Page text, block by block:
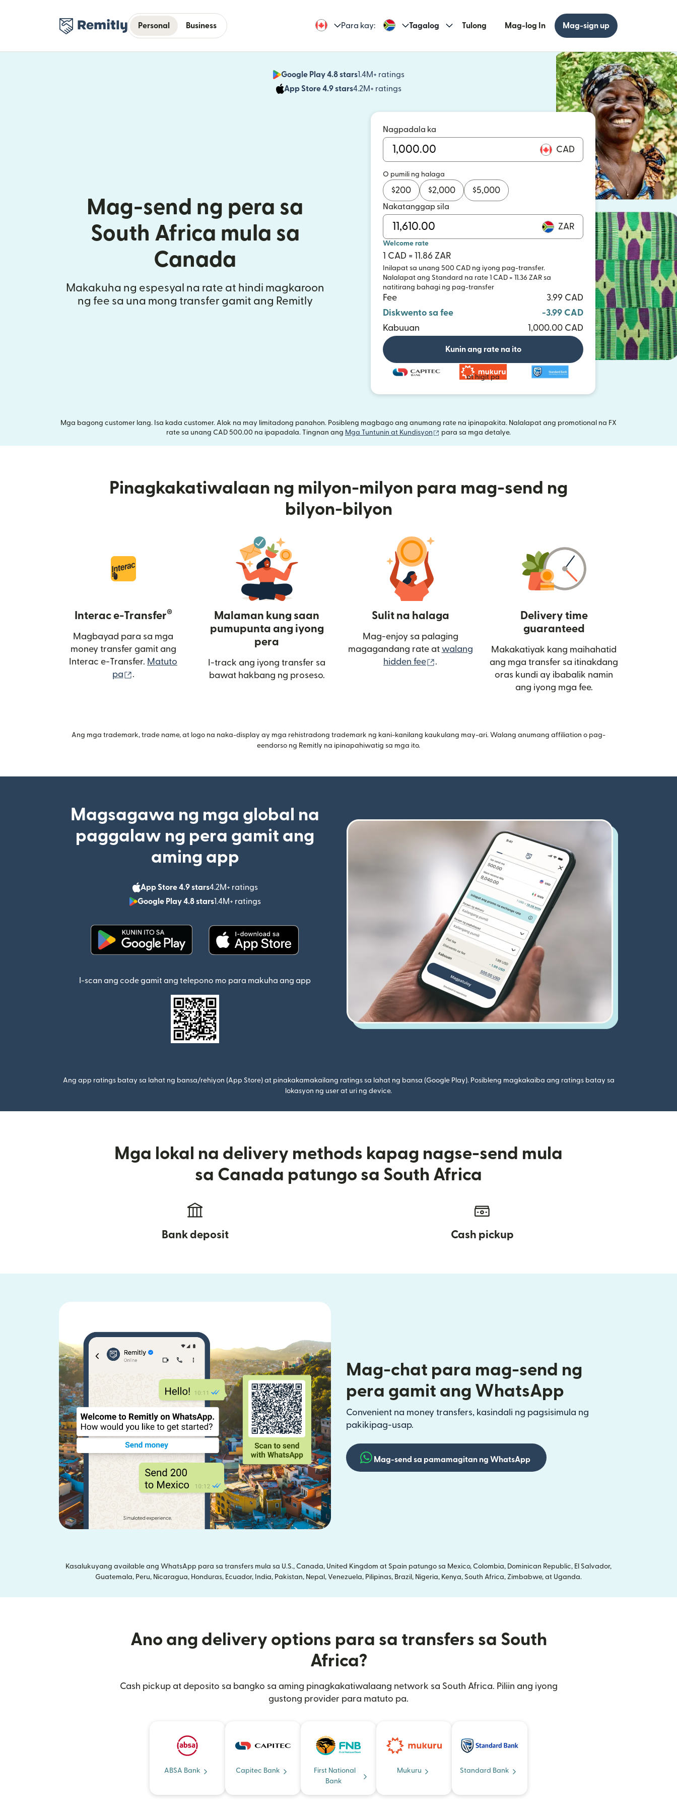
Personal Business Para kay: Tagalog Tulong Mag-log In Mag-sign up
Google Play 4.8 stars1.4M+ ratings
(bubukas sa bagong window)
App Store 4.9 stars4.2M+ ratings
(bubukas sa bagong window)
Mag-send ng pera sa
South Africa mula sa
Canada
Makakuha ng espesyal na rate at hindi magkaroon
ng fee sa una mong transfer gamit ang Remitly
Nagpadala ka
CAD
O pumili ng halaga
$200 $2,000 $5,000
Nakatanggap sila
ZAR
Welcome rate
1 CAD = 11.86 ZAR
Inilapat sa unang 500 CAD ng iyong pag-transfer.
Nalalapat ang Standard na rate 1 CAD = 11.36 ZAR sa
natitirang bahagi ng pag-transfer
Fee
3.99 CAD
Diskwento sa fee
-3.99 CAD
Kabuuan
1,000.00 CAD
Kunin ang rate na ito
at higit pa
Mga bagong customer lang. Isa kada customer. Alok na may limitadong panahon. Posibleng magbago ang anumang rate na ipinapakita. Nalalapat ang promotional na FX
rate sa unang CAD 500.00 na ipapadala. Tingnan ang Mga Tuntunin at Kundisyon (bubukas sa bagong window)
para sa mga detalye.
Pinagkakatiwalaan ng milyon-milyon para mag-send ng
bilyon-bilyon
Interac e-Transfer®
Magbayad para sa mga
money transfer gamit ang
Interac e-Transfer. Matuto
pa
(bubukas sa bagong window)
.
Malaman kung saan
pumupunta ang iyong
pera
I-track ang iyong transfer sa
bawat hakbang ng proseso.
Sulit na halaga
Mag-enjoy sa palaging
magagandang rate at walang
hidden fee
(bubukas sa bagong window)
.
Delivery time
guaranteed
Makakatiyak kang maihahatid
ang mga transfer sa itinakdang
oras kundi ay ibabalik namin
ang iyong mga fee.
Ang mga trademark, trade name, at logo na naka-display ay mga rehistradong trademark ng kani-kanilang kaukulang may-ari. Walang anumang affiliation o pag-
eendorso ng Remitly na ipinapahiwatig sa mga ito.
Magsagawa ng mga global na
paggalaw ng pera gamit ang
aming app
App Store 4.9 stars4.2M+ ratings
(bubukas sa bagong window)
Google Play 4.8 stars1.4M+ ratings
(bubukas sa bagong window)
I-scan ang code gamit ang telepono mo para makuha ang app
Ang app ratings batay sa lahat ng bansa/rehiyon (App Store) at pinakakamakailang ratings sa lahat ng bansa (Google Play). Posibleng magkakaiba ang ratings batay sa
lokasyon ng user at uri ng device.
Mga lokal na delivery methods kapag nagse-send mula
sa Canada patungo sa South Africa
Bank deposit Cash pickup
Mag-chat para mag-send ng
pera gamit ang WhatsApp
Convenient na money transfers, kasindali ng pagsisimula ng
pakikipag-usap.
Mag-send sa pamamagitan ng WhatsApp
Kasalukuyang available ang WhatsApp para sa transfers mula sa U.S., Canada, United Kingdom at Spain patungo sa Mexico, Colombia, Dominican Republic, El Salvador,
Guatemala, Peru, Nicaragua, Honduras, Ecuador, India, Pakistan, Nepal, Venezuela, Pilipinas, Brazil, Nigeria, Kenya, South Africa, Zimbabwe, at Uganda.
Ano ang delivery options para sa transfers sa South
Africa?
Cash pickup at deposito sa bangko sa aming pinagkakatiwalaang network sa South Africa. Piliin ang iyong
gustong provider para matuto pa.
ABSA Bank Capitec Bank
First National
Bank
Mukuru Standard Bank